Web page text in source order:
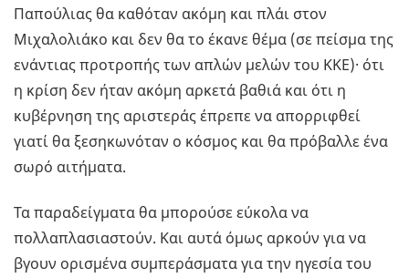
Παπούλιας θα καθόταν ακόμη και πλάι στον
Μιχαλολιάκο και δεν θα το έκανε θέμα (σε πείσμα της
ενάντιας προτροπής των απλών μελών του ΚΚΕ)· ότι
η κρίση δεν ήταν ακόμη αρκετά βαθιά και ότι η
κυβέρνηση της αριστεράς έπρεπε να απορριφθεί
γιατί θα ξεσηκωνόταν ο κόσμος και θα πρόβαλλε ένα
σωρό αιτήματα.
Τα παραδείγματα θα μπορούσε εύκολα να
πολλαπλασιαστούν. Και αυτά όμως αρκούν για να
βγουν ορισμένα συμπεράσματα για την ηγεσία του